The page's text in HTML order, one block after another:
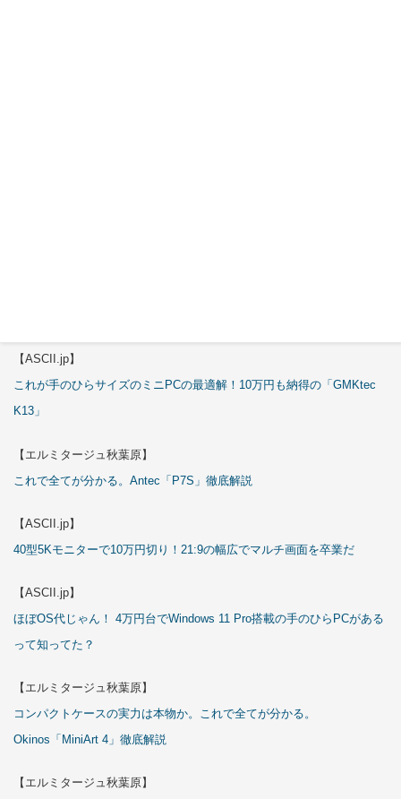
【ASCII.jp】
これが手のひらサイズのミニPCの最適解！10万円も納得の「GMKtec
K13」
【エルミタージュ秋葉原】
これで全てが分かる。Antec「P7S」徹底解説
【ASCII.jp】
40型5Kモニターで10万円切り！21:9の幅広でマルチ画面を卒業だ
【ASCII.jp】
ほぼOS代じゃん！ 4万円台でWindows 11 Pro搭載の手のひらPCがある
って知ってた？
【エルミタージュ秋葉原】
コンパクトケースの実力は本物か。これで全てが分かる。
Okinos「MiniArt 4」徹底解説
【エルミタージュ秋葉原】